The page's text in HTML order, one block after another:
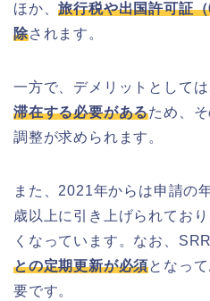
ほか、旅行税や出国許可証
除されます。
一方で、デメリットとして
滞在する必要があるため、
調整が求められます。
また、2021年からは申請の
歳以上に引き上げられてお
くなっています。なお、
との定期更新が必須となっ
要です。